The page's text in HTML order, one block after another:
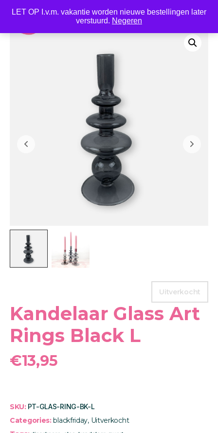
LET OP I.v.m. vakantie worden nieuwe bestellingen later
verstuurd. Negeren
Uitverkocht
Kandelaar Glass Art
Rings Black L
€13,95
SKU: PT-GLAS-RING-BK-L
Categories: blackfriday, Uitverkocht